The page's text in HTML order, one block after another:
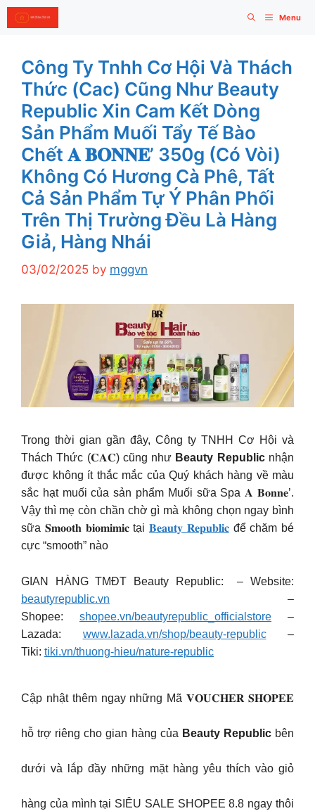
Skip
to
Menu
Công Ty Tnhh Cơ Hội Và Thách
Thức (Cac) Cũng Như Beauty
Republic Xin Cam Kết Dòng
Sản Phẩm Muối Tẩy Tế Bào
Chết 𝐀 𝐁𝐎𝐍𝐍𝐄’ 350g (Có Vòi)
Không Có Hương Cà Phê, Tất
Cả Sản Phẩm Tự Ý Phân Phối
Trên Thị Trường Đều Là Hàng
Giả, Hàng Nhái
03/02/2025 by mggvn
Trong thời gian gần đây, Công ty TNHH Cơ Hội và
Thách Thức (𝐂𝐀𝐂) cũng như Beauty Republicnhận
được không ít thắc mắc của Quý khách hàng về màu
sắc hạt muối của sản phẩm Muối sữa Spa 𝐀 𝐁𝐨𝐧𝐧𝐞’.
Vậy thì mẹ còn chần chờ gì mà không chọn ngay bình
sữa 𝐒𝐦𝐨𝐨𝐭𝐡 𝐛𝐢𝐨𝐦𝐢𝐦𝐢𝐜 tại 𝐁𝐞𝐚𝐮𝐭𝐲 𝐑𝐞𝐩𝐮𝐛𝐥𝐢𝐜để chăm bé
cực “smooth” nào
GIAN HÀNG TMĐT Beauty Republic: – Website:
beautyrepublic.vn –
Shopee: shopee.vn/beautyrepublic_officialstore –
Lazada: www.lazada.vn/shop/beauty-republic–
Tiki: tiki.vn/thuong-hieu/nature-republic
Cập nhật thêm ngay những Mã 𝐕𝐎𝐔𝐂𝐇𝐄𝐑 𝐒𝐇𝐎𝐏𝐄𝐄
hỗ trợ riêng cho gian hàng của Beauty Republicbên
dưới và lắp đầy những mặt hàng yêu thích vào giỏ
hàng của mình tại SIÊU SALE SHOPEE 8.8 ngay thôi